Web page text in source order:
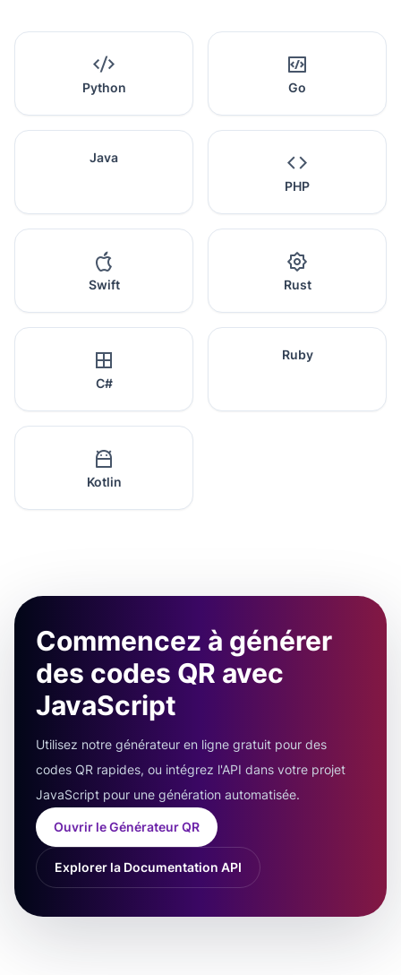
Python Go
Java
PHP
Swift Rust
C#
Ruby
Kotlin
Commencez à générer
des codes QR avec
JavaScript
Utilisez notre générateur en ligne gratuit pour des
codes QR rapides, ou intégrez l'API dans votre projet
JavaScript pour une génération automatisée.
Ouvrir le Générateur QR
Explorer la Documentation API